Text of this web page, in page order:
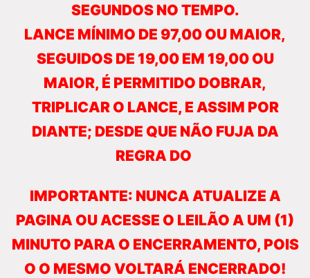
SEGUNDOS NO TEMPO.
LANCE MÍNIMO DE 97,00 OU MAIOR,
SEGUIDOS DE 19,00 EM 19,00 OU
MAIOR, É PERMITIDO DOBRAR,
TRIPLICAR O LANCE, E ASSIM POR
DIANTE; DESDE QUE NÃO FUJA DA
REGRA DO
IMPORTANTE: NUNCA ATUALIZE A
PAGINA OU ACESSE O LEILÃO A UM (1)
MINUTO PARA O ENCERRAMENTO, POIS
O O MESMO VOLTARÁ ENCERRADO!